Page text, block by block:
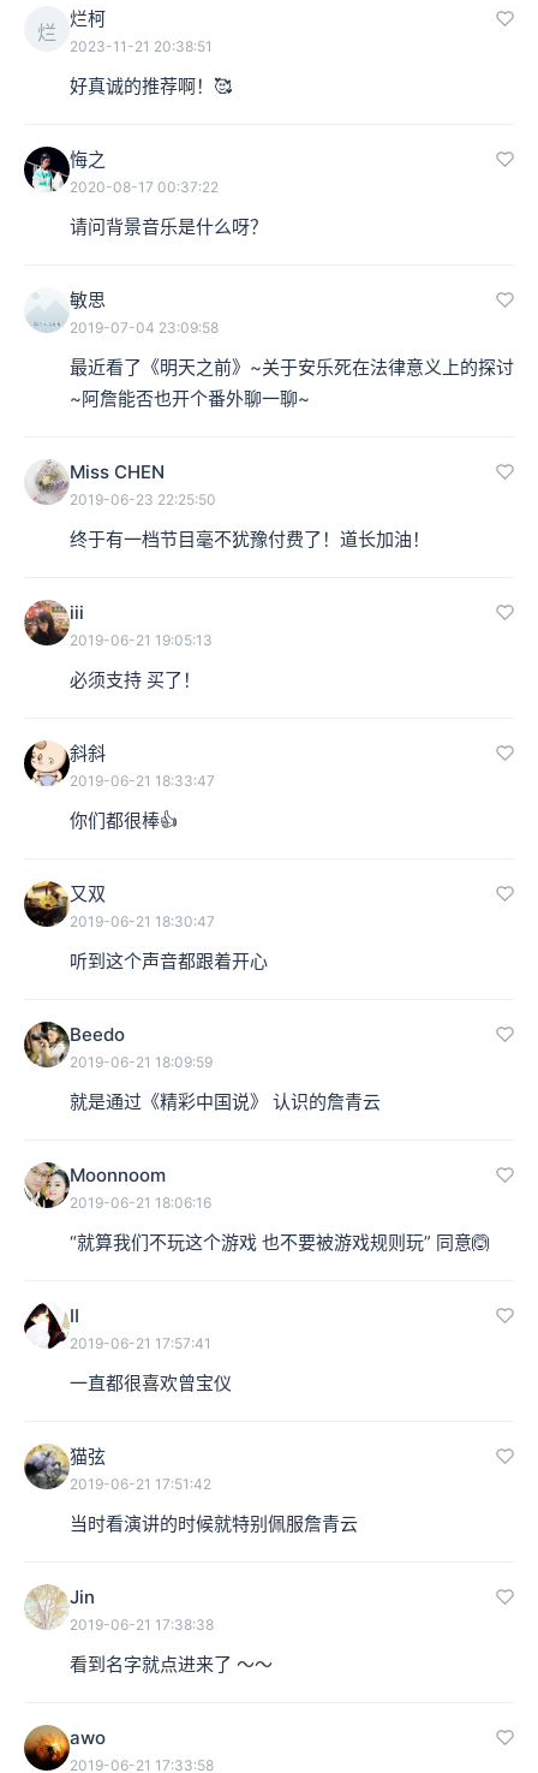
烂
烂柯
2023-11-21 20:38:51
好真诚的推荐啊！🥰
悔之
2020-08-17 00:37:22
请问背景音乐是什么呀？
敏思
2019-07-04 23:09:58
最近看了《明天之前》~关于安乐死在法律意义上的探讨
~阿詹能否也开个番外聊一聊~
Miss CHEN
2019-06-23 22:25:50
终于有一档节目毫不犹豫付费了！道长加油！
iii
2019-06-21 19:05:13
必须支持 买了！
斜斜
2019-06-21 18:33:47
你们都很棒👍
又双
2019-06-21 18:30:47
听到这个声音都跟着开心
Beedo
2019-06-21 18:09:59
就是通过《精彩中国说》 认识的詹青云
Moonnoom
2019-06-21 18:06:16
“就算我们不玩这个游戏 也不要被游戏规则玩” 同意🙆
Ⅱ
2019-06-21 17:57:41
一直都很喜欢曾宝仪
猫弦
2019-06-21 17:51:42
当时看演讲的时候就特别佩服詹青云
Jin
2019-06-21 17:38:38
看到名字就点进来了 ～～
awo
2019-06-21 17:33:58